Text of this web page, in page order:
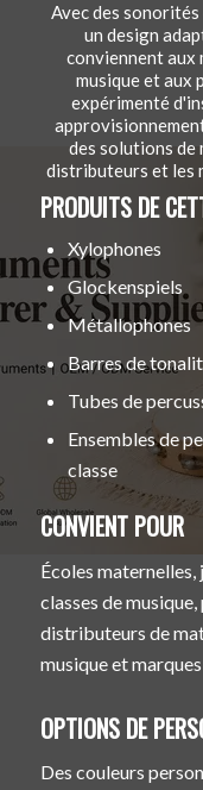
Avec des
un design
conviennent aux
musique et aux
expérimenté
des solutions de
distributeurs et les
PRODUITS DE
Xylophones
Glockenspiels
Métallophones
Barres de
Tubes de
Ensembles de
classe
CONVIENT POUR
Écoles maternelles,
classes de
distributeurs de
musique et
OPTIONS DE
Des couleurs